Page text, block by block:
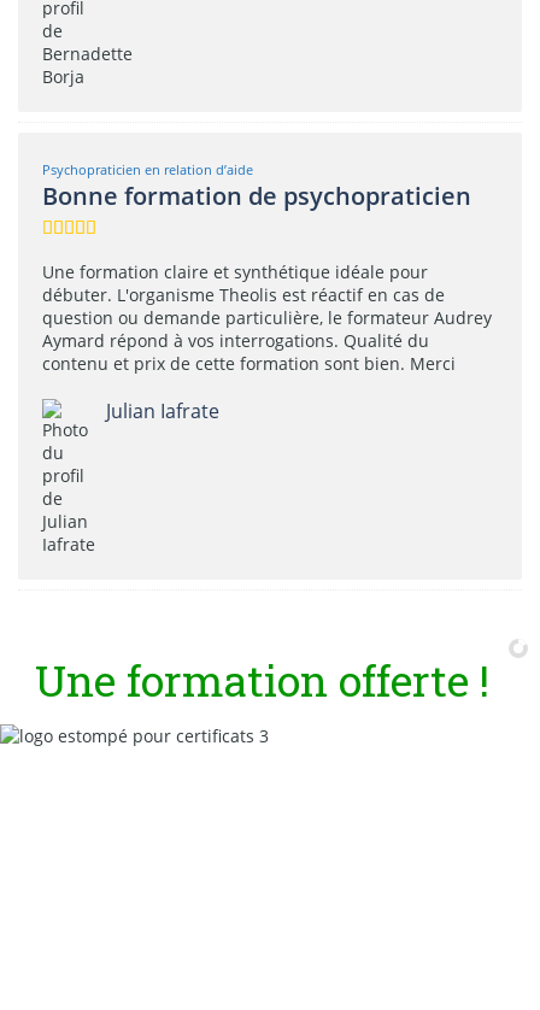
Psychopraticien en relation d’aide
Bonne formation de psychopraticien
Une formation claire et synthétique idéale pour
débuter. L'organisme Theolis est réactif en cas de
question ou demande particulière, le formateur Audrey
Aymard répond à vos interrogations. Qualité du
contenu et prix de cette formation sont bien. Merci
Julian Iafrate
Une formation offerte !